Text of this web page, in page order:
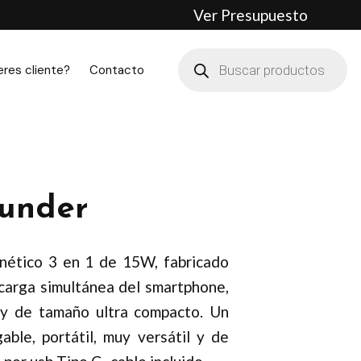
Ver Presupuesto
cliente? Contacto
de
productos
3 en 1 de 15W, fabricado
simultánea del smartphone,
de tamaño ultra compacto. Un
portátil, muy versátil y de